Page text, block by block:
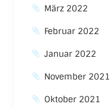
März 2022
Februar 2022
Januar 2022
November 2021
Oktober 2021